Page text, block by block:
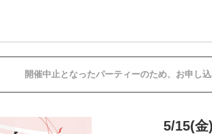
開催中止となったパーティーのため、お申し込
5/15(